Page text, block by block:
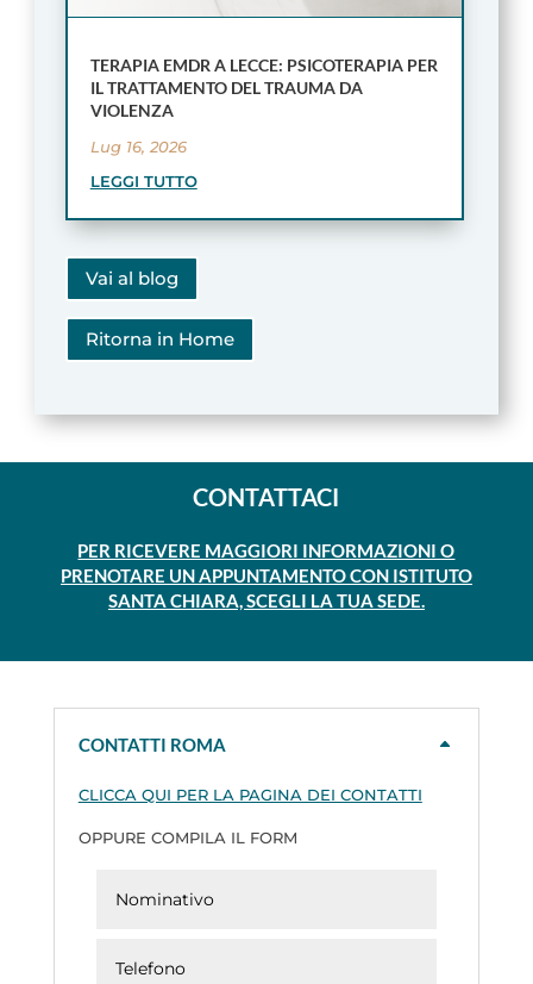
TERAPIA EMDR A LECCE: PSICOTERAPIA PER
IL TRATTAMENTO DEL TRAUMA DA
VIOLENZA
Lug 16, 2026
LEGGI TUTTO
Vai al blog
Ritorna in Home
CONTATTACI
PER RICEVERE MAGGIORI INFORMAZIONI O
PRENOTARE UN APPUNTAMENTO CON ISTITUTO
SANTA CHIARA, SCEGLI LA TUA SEDE.
CONTATTI ROMA
CLICCA QUI PER LA PAGINA DEI CONTATTI
OPPURE COMPILA IL FORM